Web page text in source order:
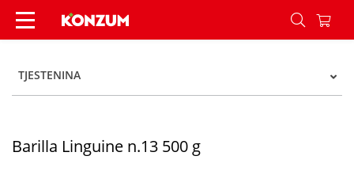
Barilla Linguine n.13 500 g - Konzum
TJESTENINA
Barilla Linguine n.13 500 g